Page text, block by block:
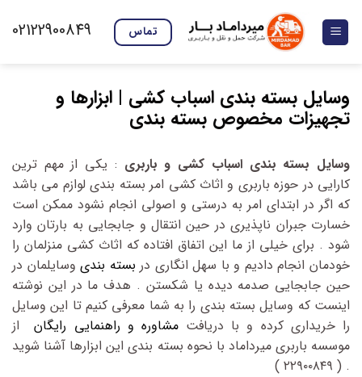
content
تماس 02122900849
وسایل بسته بندی اسباب کشی | ابزارها و
تجهیزات مخصوص بسته بندی
وسایل بسته بندی اسباب کشی و باربری : یکی از مهم ترین
کارایی در حوزه باربری و اثاث کشی امر بسته بندی لوازم می باشد
که اگر در ابتدای امر به درستی و اصولی انجام نشود ممکن است
خسارت جبران ناپذیری در حین انتقال و جابجایی به بارتان وارد
شود . برای خیلی از ما این اتفاق افتاده که اثاث کشی منزلمان را
خودمان انجام دادیم و با سهل انگاری در بسته بندیوسایلمان در
حین جابجایی صدمه دیده یا شکستن . هدف ما در این نوشته
اینست که وسایل بسته بندی را به شما معرفی کنیم تا این وسایل
را خریداری کرده و با دریافتمشاوره و راهنمایی رایگان
از
موسسه باربری میرداماد با نحوه بسته بندی این ابزارها آشنا شوید
. ( ۲۲۹۰۰۸۴۹ )